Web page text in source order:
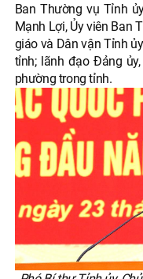
Ban Thường vụ Tỉnh
Mạnh Lợi, Ủy viên Ban
giáo và Dân vận Tỉnh
tỉnh; lãnh đạo Đảng
phường trong tỉnh.